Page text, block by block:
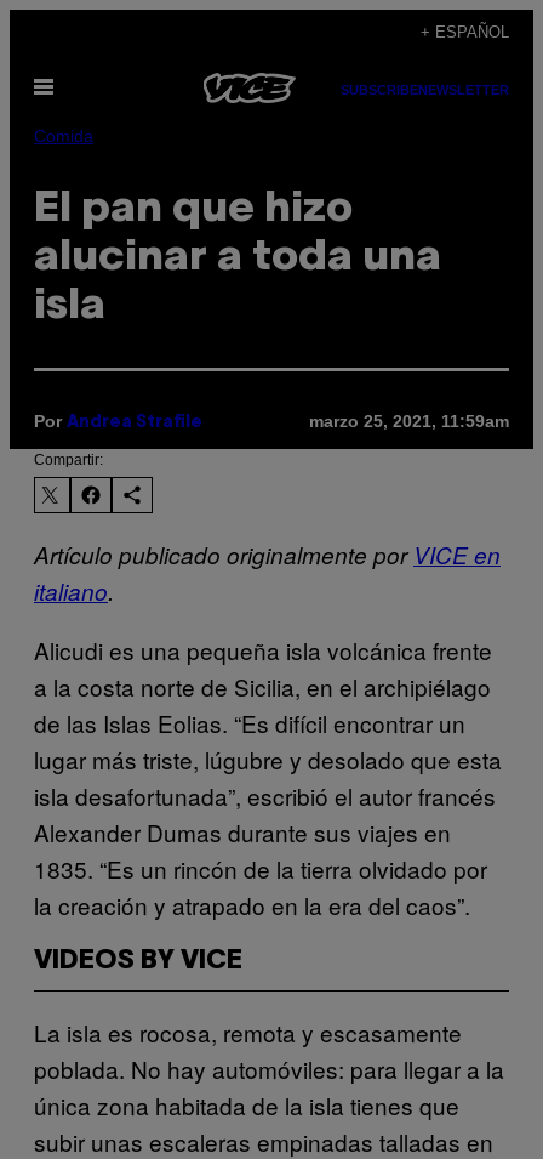
contenido
+ ESPAÑOL
Abrir
SUBSCRIBENEWSLETTER
Comida
El pan que hizo
alucinar a toda una
isla
Por Andrea Strafile marzo 25, 2021, 11:59am
Compartir:
Artículo publicado originalmente porVICE en
italiano.
Alicudi es una pequeña isla volcánica frente
a la costa norte de Sicilia, en el archipiélago
de las Islas Eolias. “Es difícil encontrar un
lugar más triste, lúgubre y desolado que esta
isla desafortunada”, escribió el autor francés
Alexander Dumas durante sus viajes en
1835. “Es un rincón de la tierra olvidado por
la creación y atrapado en la era del caos”.
VIDEOS BY VICE
La isla es rocosa, remota y escasamente
poblada. No hay automóviles: para llegar a la
única zona habitada de la isla tienes que
subir unas escaleras empinadas talladas en